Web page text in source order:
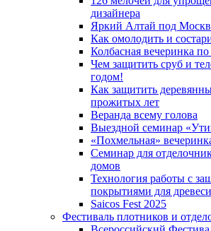
дизайнера
Яркий Алтай под
Как омолодить и
Колбасная вечеринка
Чем защитить сруб и
годом!
Как защитить
прожитых лет
Веранда всему голова
Выездной семинар
«Похмельная»
Семинар для
домов
Технология работы с
покрытиями для
Saicos Fest 2025
Фестиваль плотников и